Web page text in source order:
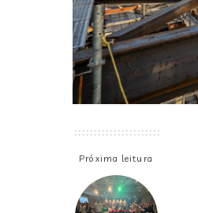
Próxima leitura